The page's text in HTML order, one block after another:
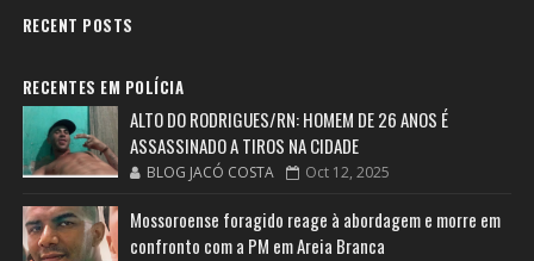
RECENT POSTS
RECENTES EM POLÍCIA
ALTO DO RODRIGUES/RN: HOMEM DE 26 ANOS É
ASSASSINADO A TIROS NA CIDADE
BLOG JACÓ COSTA Oct 12, 2025
Mossoroense foragido reage à abordagem e morre em
confronto com a PM em Areia Branca